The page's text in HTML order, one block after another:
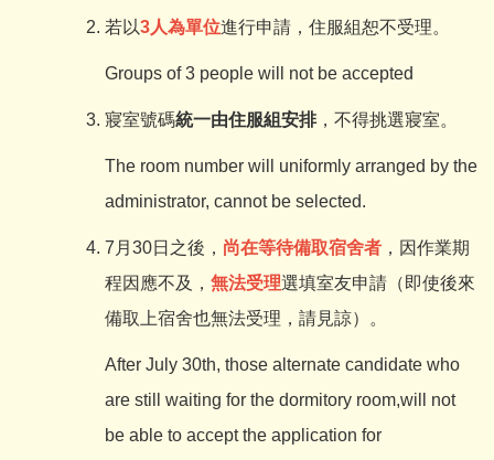
若以3人為單位進行申請，住服組恕不受理。
Groups of 3 people will not be accepted
寢室號碼統一由住服組安排，不得挑選寢室。
The room number will uniformly arranged by the
administrator, cannot be selected.
7月30日之後， 尚在等待備取宿舍者 ，因作業期
程因應不及， 無法受理選填室友申請（即使後來
備取上宿舍也無法受理，請見諒）。
After July 30th, those alternate candidate who
are still waiting for the dormitory room,will not
be able to accept the application for